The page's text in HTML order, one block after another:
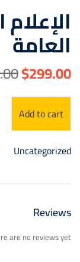
العامة
.00$299.00
Add to cart
Uncategorized
Reviews
are no reviews yet.